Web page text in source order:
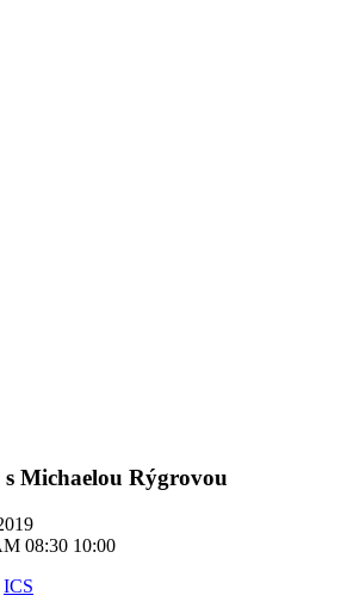
Michaelou Rýgrovou
08:30 10:00
ICS